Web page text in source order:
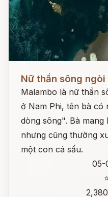
Nữ thần sông
Malambo là nữ thần
ở Nam Phi, tên bà có
dòng sông". Bà
nhưng cũng thường
một con cá sấu.
05-